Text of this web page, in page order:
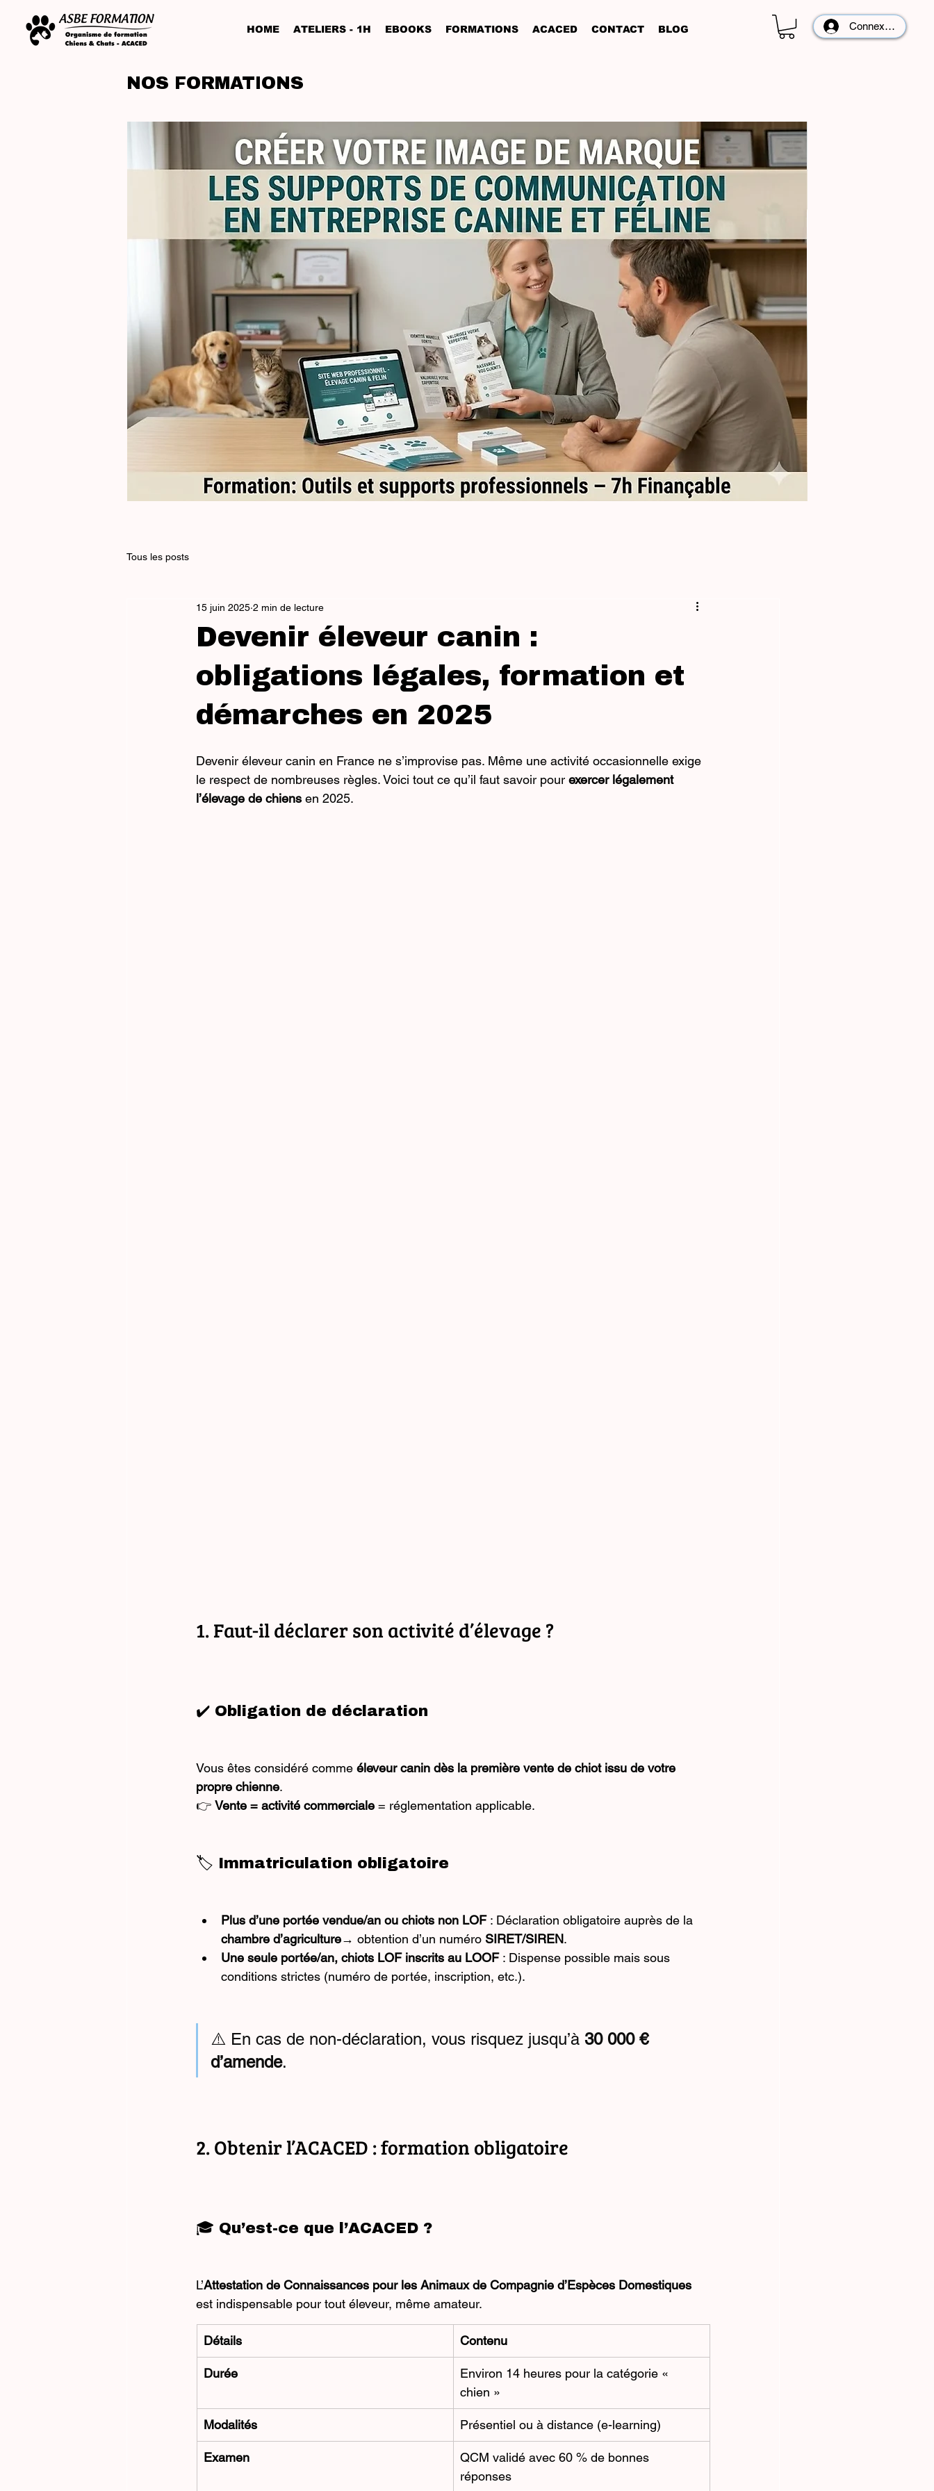
HOME ATELIERS - 1H EBOOKS FORMATIONS ACACED CONTACT BLOG Connexion
NOS FORMATIONS
Tous les posts
Devenir éleveur canin :
obligations légales, formation et
démarches en 2025
15 juin 2025 2 min de lecture
Devenir éleveur canin en France ne s’improvise pas. Même une activité occasionnelle exige
le respect de nombreuses règles. Voici tout ce qu’il faut savoir pour exercer légalement
l’élevage de chiens en 2025.
1. Faut-il déclarer son activité d’élevage ?
✔️ Obligation de déclaration
Vous êtes considéré comme éleveur canin dès la première vente de chiot issu de votre
propre chienne.
👉 Vente = activité commerciale = réglementation applicable.
🏷️ Immatriculation obligatoire
Plus d’une portée vendue/an ou chiots non LOF : Déclaration obligatoire auprès de la
chambre d’agriculture→ obtention d’un numéro SIRET/SIREN.
Une seule portée/an, chiots LOF inscrits au LOOF : Dispense possible mais sous
conditions strictes (numéro de portée, inscription, etc.).
⚠️ En cas de non-déclaration, vous risquez jusqu’à 30 000 €
d’amende.
2. Obtenir l’ACACED : formation obligatoire
🎓 Qu’est-ce que l’ACACED ?
L’Attestation de Connaissances pour les Animaux de Compagnie d’Espèces Domestiques
est indispensable pour tout éleveur, même amateur.
Détails Contenu
Durée
Environ 14 heures pour la catégorie «
chien »
Modalités Présentiel ou à distance (e-learning)
Examen
QCM validé avec 60 % de bonnes
réponses